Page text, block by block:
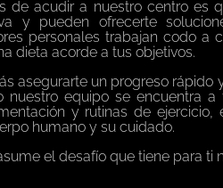
de acudir a nuestro centro es
y pueden ofrecerte
personales trabajan codo a
dieta acorde a tus objetivos.
asegurarte un progreso
nuestro equipo se encuentra
y rutinas de
humano y su cuidado.
el desafío que tiene para ti